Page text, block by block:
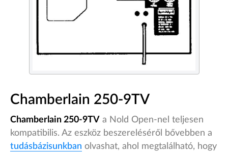
Chamberlain 250-9TV
Chamberlain 250-9TV a Nold Open-nel teljesen
kompatibilis. Az eszköz beszereléséről bővebben a
tudásbázisunkban olvashat, ahol megtalálható, hogy